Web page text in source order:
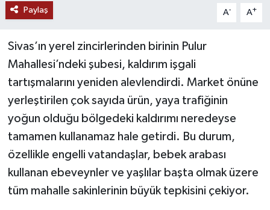
Paylaş A- A+
Sivas’ın yerel zincirlerinden birinin Pulur
Mahallesi’ndeki şubesi, kaldırım işgali
tartışmalarını yeniden alevlendirdi. Market önüne
yerleştirilen çok sayıda ürün, yaya trafiğinin
yoğun olduğu bölgedeki kaldırımı neredeyse
tamamen kullanamaz hale getirdi. Bu durum,
özellikle engelli vatandaşlar, bebek arabası
kullanan ebeveynler ve yaşlılar başta olmak üzere
tüm mahalle sakinlerinin büyük tepkisini çekiyor.
TEKNOLOJİ